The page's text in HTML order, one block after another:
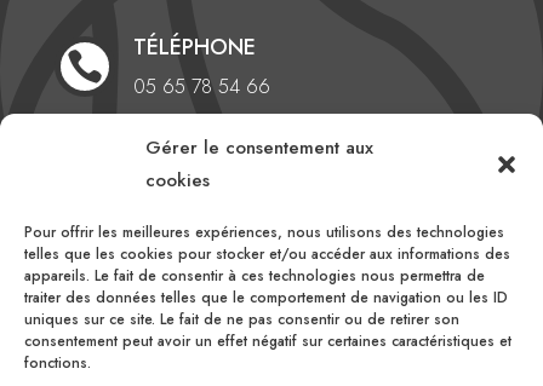
Gérer le consentement aux
cookies
Pour offrir les meilleures expériences, nous utilisons des technologies
telles que les cookies pour stocker et/ou accéder aux informations des
appareils. Le fait de consentir à ces technologies nous permettra de
traiter des données telles que le comportement de navigation ou les ID
uniques sur ce site. Le fait de ne pas consentir ou de retirer son
consentement peut avoir un effet négatif sur certaines caractéristiques et
fonctions.

TÉLÉPHONE
05 65 78 54 66
EMAIL
comite@aveyronlozerebasketball.org

HEURES D'OUVERTURE
Du lundi au vendredi
10h00 – 16h00